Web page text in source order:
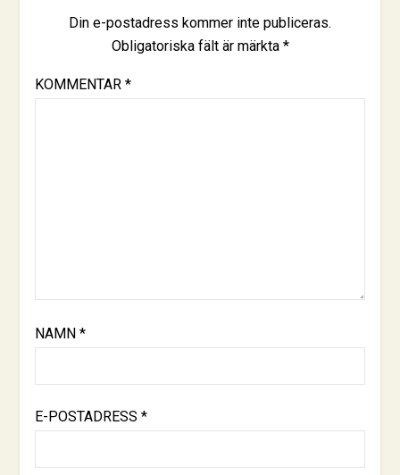
Din e-postadress kommer inte publiceras.
Obligatoriska fält är märkta *
KOMMENTAR *
NAMN *
E-POSTADRESS *